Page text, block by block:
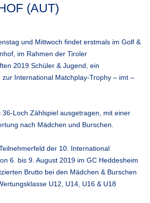
(AUT)
und Mittwoch findet erstmals im Golf &
im Rahmen der Tiroler
2019 Schüler & Jugend, ein
International Matchplay-Trophy – imt –
36-Loch Zählspiel ausgetragen, mit einer
nach Mädchen und Burschen.
der 10. International
6. bis 9. August 2019 im GC Heddesheim
Brutto bei den Mädchen & Burschen
U12, U14, U16 & U18